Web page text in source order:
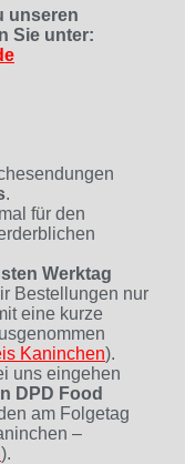
unseren
Sie unter:
.
für den
Werktag
Bestellungen nur
eine kurze
Kaninchen).
uns eingehen
DPD Food
am Folgetag
–
).